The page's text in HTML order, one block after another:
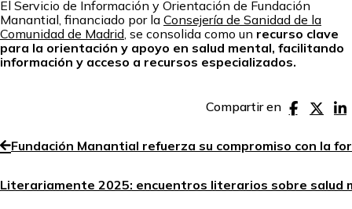
El Servicio de Información y Orientación de Fundación
Manantial, financiado por la Consejería de Sanidad de la
Comunidad de Madrid, se consolida como un recurso clave
para la orientación y apoyo en salud mental, facilitando
información y acceso a recursos especializados.
Compartir en
Fundación Manantial refuerza su compromiso con la
Literariamente 2025: encuentros literarios sobre salud